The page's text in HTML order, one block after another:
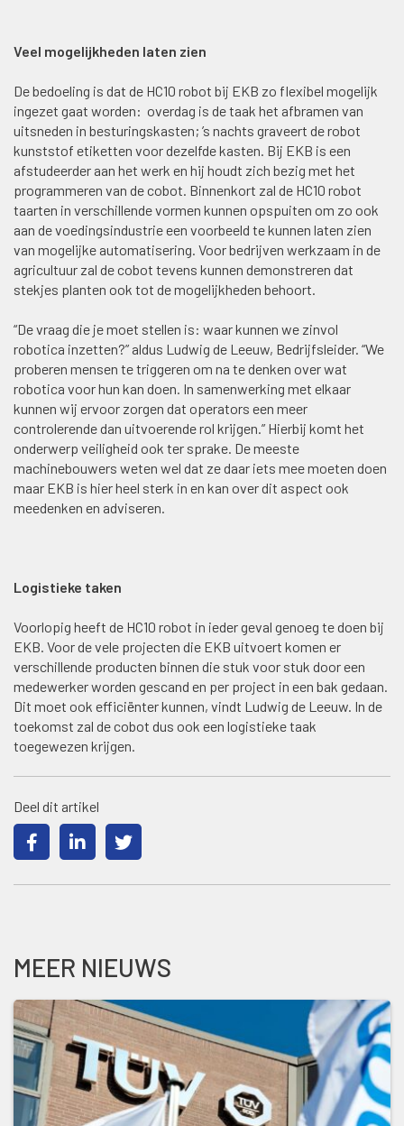
Veel mogelijkheden laten zien
De bedoeling is dat de HC10 robot bij EKB zo flexibel mogelijk
ingezet gaat worden: overdag is de taak het afbramen van
uitsneden in besturingskasten; ’s nachts graveert de robot
kunststof etiketten voor dezelfde kasten. Bij EKB is een
afstudeerder aan het werk en hij houdt zich bezig met het
programmeren van de cobot. Binnenkort zal de HC10 robot
taarten in verschillende vormen kunnen opspuiten om zo ook
aan de voedingsindustrie een voorbeeld te kunnen laten zien
van mogelijke automatisering. Voor bedrijven werkzaam in de
agricultuur zal de cobot tevens kunnen demonstreren dat
stekjes planten ook tot de mogelijkheden behoort.
“De vraag die je moet stellen is: waar kunnen we zinvol
robotica inzetten?” aldus Ludwig de Leeuw, Bedrijfsleider. “We
proberen mensen te triggeren om na te denken over wat
robotica voor hun kan doen. In samenwerking met elkaar
kunnen wij ervoor zorgen dat operators een meer
controlerende dan uitvoerende rol krijgen.” Hierbij komt het
onderwerp veiligheid ook ter sprake. De meeste
machinebouwers weten wel dat ze daar iets mee moeten doen
maar EKB is hier heel sterk in en kan over dit aspect ook
meedenken en adviseren.
Logistieke taken
Voorlopig heeft de HC10 robot in ieder geval genoeg te doen bij
EKB. Voor de vele projecten die EKB uitvoert komen er
verschillende producten binnen die stuk voor stuk door een
medewerker worden gescand en per project in een bak gedaan.
Dit moet ook efficiënter kunnen, vindt Ludwig de Leeuw. In de
toekomst zal de cobot dus ook een logistieke taak
toegewezen krijgen.
Deel dit artikel
MEER NIEUWS